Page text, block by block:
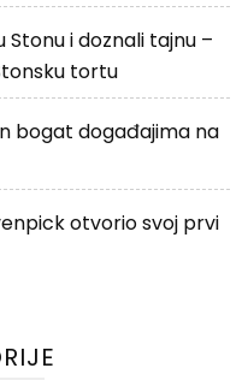
Stonu i doznali tajnu –
tortu
bogat događajima na
otvorio svoj prvi